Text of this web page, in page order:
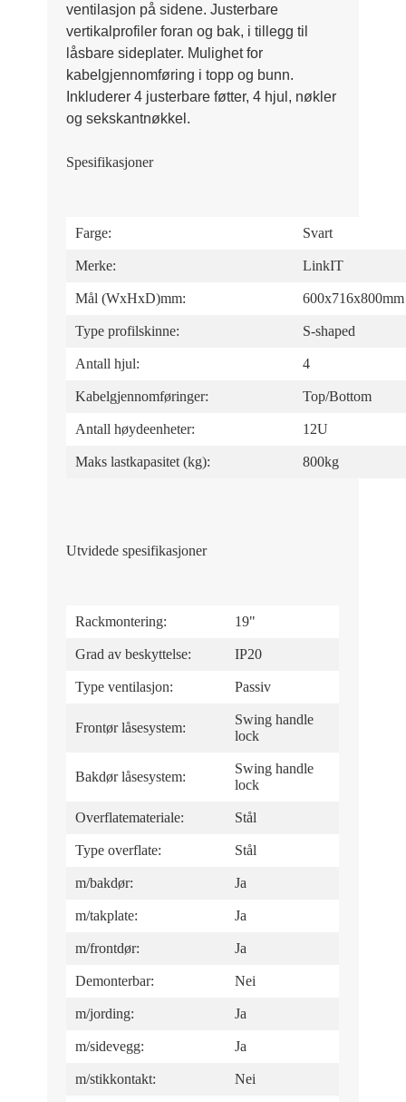
ventilasjon på sidene. Justerbare
vertikalprofiler foran og bak, i tillegg til
låsbare sideplater. Mulighet for
kabelgjennomføring i topp og bunn.
Inkluderer 4 justerbare føtter, 4 hjul, nøkler
og sekskantnøkkel.
Spesifikasjoner
Farge: Svart
Merke: LinkIT
Mål (WxHxD)mm:
Type profilskinne: S-shaped
Antall hjul: 4
Kabelgjennomføringer: Top/Bottom
Antall høydeenheter: 12U
Maks lastkapasitet (kg): 800kg
Utvidede spesifikasjoner
Rackmontering: 19"
Grad av beskyttelse: IP20
Type ventilasjon: Passiv
Frontør låsesystem:
Swing handle
lock
Bakdør låsesystem:
Swing handle
lock
Overflatemateriale: Stål
Type overflate: Stål
m/bakdør: Ja
m/takplate: Ja
m/frontdør: Ja
Demonterbar: Nei
m/jording: Ja
m/sidevegg: Ja
m/stikkontakt: Nei